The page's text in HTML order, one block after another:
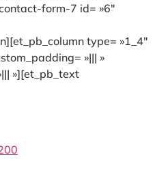
form-7 id= »6″
type= »1_4″
»||| »
»][et_pb_text